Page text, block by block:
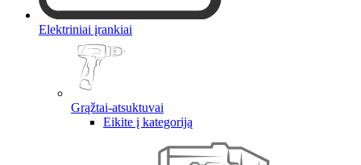
Elektriniai įrankiai
Grąžtai-atsuktuvai
Eikite į kategoriją